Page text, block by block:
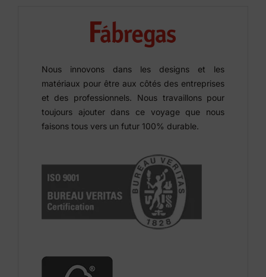
Nous innovons dans les designs et les
matériaux pour être aux côtés des entreprises
et des professionnels. Nous travaillons pour
toujours ajouter dans ce voyage que nous
faisons tous vers un futur 100% durable.